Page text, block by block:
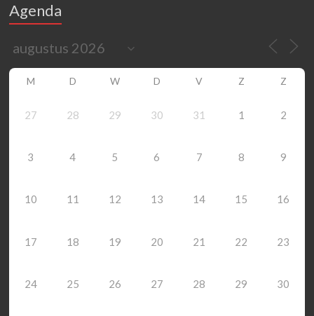
Agenda
M D W D V Z Z
27 28 29 30 31 1 2
3 4 5 6 7 8 9
10 11 12 13 14 15 16
17 18 19 20 21 22 23
24 25 26 27 28 29 30